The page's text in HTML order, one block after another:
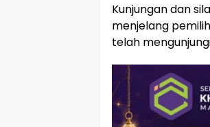
Kunjungan dan
menjelang
telah